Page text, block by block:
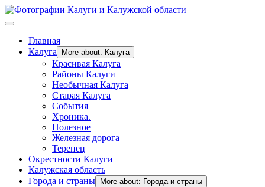
Главная
Калуга
More about: Калуга
Красивая Калуга
Районы Калуги
Необычная Калуга
Старая Калуга
События
Хроника.
Полезное
Железная дорога
Терепец
Окрестности Калуги
Калужская область
Города и страны
More about: Города и страны